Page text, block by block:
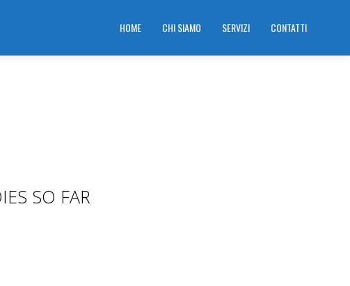
HOME CHI SIAMO SERVIZI CONTATTI
SO FAR